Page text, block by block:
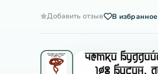
Добавить отзыв В избранное